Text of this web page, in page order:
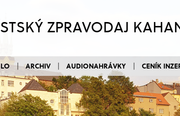
ZPRAVODAJ
ARCHIV AUDIONAHRÁVKY CENÍK